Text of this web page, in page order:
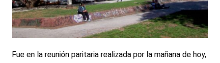
Fue en la reunión paritaria realizada por la mañana de hoy,